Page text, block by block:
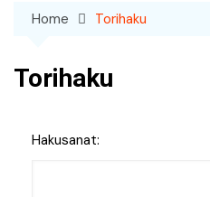
Home Torihaku
Torihaku
Hakusanat: